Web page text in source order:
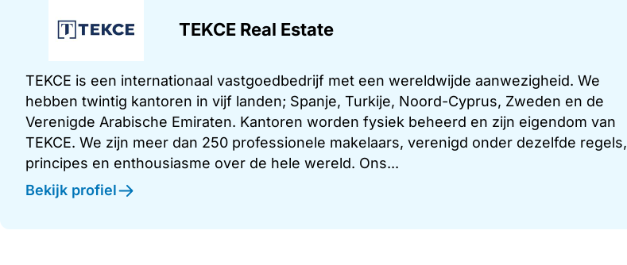
TEKCE Real Estate
TEKCE is een internationaal vastgoedbedrijf met een wereldwijde aanwezigheid. We
hebben twintig kantoren in vijf landen; Spanje, Turkije, Noord-Cyprus, Zweden en de
Verenigde Arabische Emiraten. Kantoren worden fysiek beheerd en zijn eigendom van
TEKCE. We zijn meer dan 250 professionele makelaars, verenigd onder dezelfde regels,
principes en enthousiasme over de hele wereld. Ons...
Bekijk profiel